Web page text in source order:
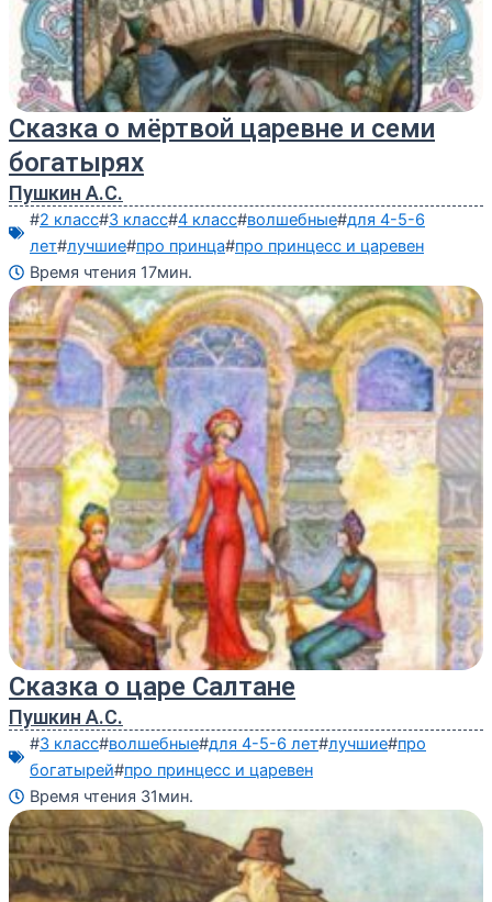
Сказка о мёртвой царевне и семи
богатырях
Пушкин А.С.
#2 класс#3 класс#4 класс#волшебные#для 4-5-6
лет#лучшие#про принца#про принцесс и царевен
Время чтения 17мин.
Сказка о царе Салтане
Пушкин А.С.
#3 класс#волшебные#для 4-5-6 лет#лучшие#про
богатырей#про принцесс и царевен
Время чтения 31мин.